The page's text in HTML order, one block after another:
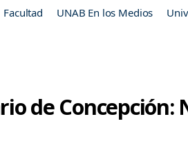
Facultad UNAB En los Medios
de